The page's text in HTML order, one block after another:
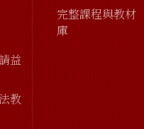
益
教
完整課程與教材
庫